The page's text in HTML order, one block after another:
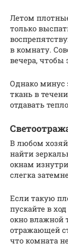
Летом
только
в комнату.
вечера,
Однако минус
ткань в
отдавать
В любом
найти
окнам
слегка
Если такую
пускайте в
окно влажной
отражающей
что комната